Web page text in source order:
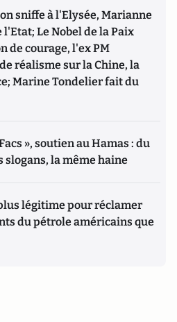
sniffe à l'Elysée, Marianne
Le Nobel de la Paix
de courage, l'ex PM
réalisme sur la Chine, la
Marine Tondelier fait du
», soutien au Hamas : du
slogans, la même haine
légitime pour réclamer
du pétrole américains que